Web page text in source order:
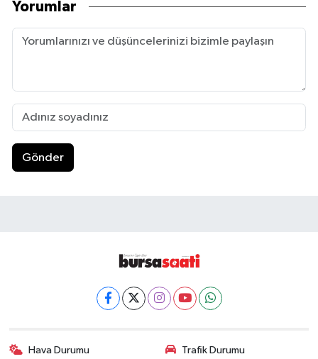
Yorumlar
Gönder
Hava Durumu Trafik Durumu